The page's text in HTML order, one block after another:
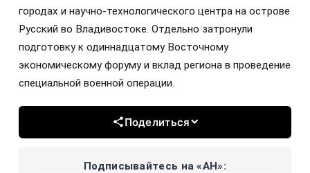
городах и научно-технологического центра на острове
Русский во Владивостоке. Отдельно затронули
подготовку к одиннадцатому Восточному
экономическому форуму и вклад региона в проведение
специальной военной операции.
Поделиться
Подписывайтесь на «АН»: